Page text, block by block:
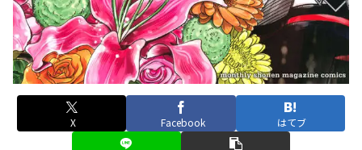
X Facebook はてブ